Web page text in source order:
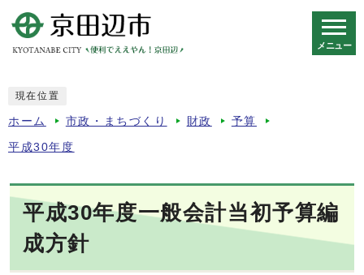
メニュー
現在位置
ホーム 市政・まちづくり 財政 予算
平成30年度
平成30年度一般会計当初予算編
成方針